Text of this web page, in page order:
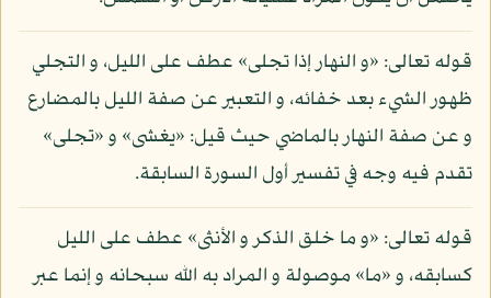
قوله تعالى: «و النهار إذا تجلى» عطف على الليل، و التجلي
ظهور الشيء بعد خفائه، و التعبير عن صفة الليل بالمضارع
و عن صفة النهار بالماضي حيث قيل: «يغشى» و «تجلى»
تقدم فيه وجه في تفسير أول السورة السابقة.
قوله تعالى: «و ما خلق الذكر و الأنثى» عطف على الليل
كسابقه، و «ما» موصولة و المراد به الله سبحانه و إنما عبر